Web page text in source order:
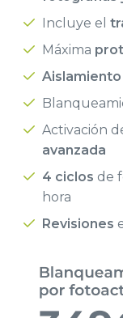
Incluye el
Máxima
Activación
avanzada
4 ciclos de
hora
Revisiones